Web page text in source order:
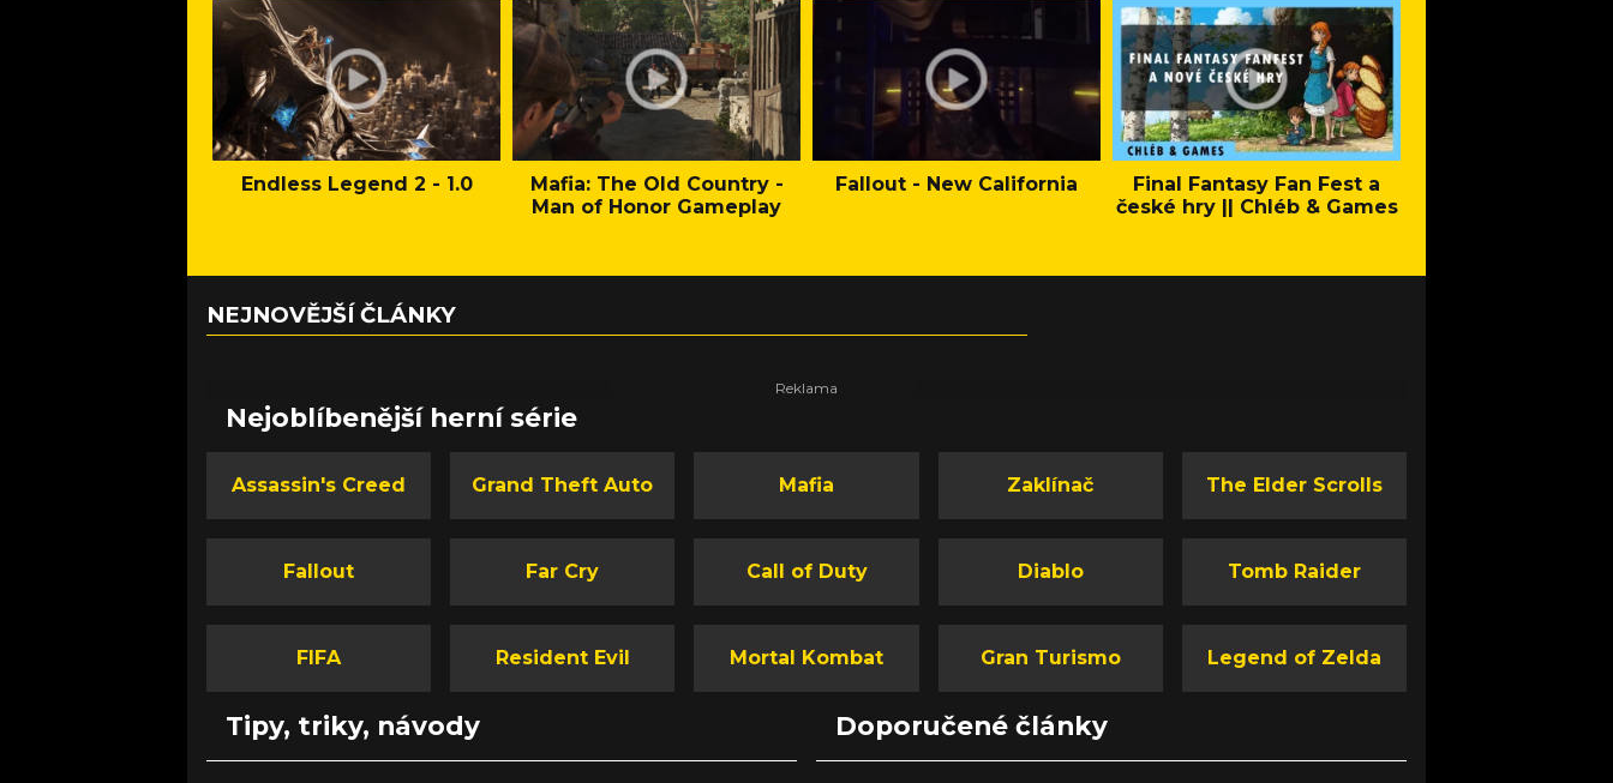
Endless Legend 2 - 1.0
Mafia: The Old Country -
Man of Honor Gameplay
Fallout - New California
Final Fantasy Fan Fest a
české hry || Chléb & Games
NEJNOVĚJŠÍ ČLÁNKY
Nejoblíbenější herní série
Assassin's Creed Grand Theft Auto Mafia Zaklínač The Elder Scrolls
Fallout Far Cry Call of Duty Diablo Tomb Raider
FIFA Resident Evil Mortal Kombat Gran Turismo Legend of Zelda
Tipy, triky, návody Doporučené články